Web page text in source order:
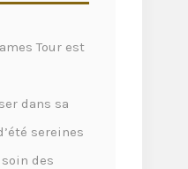
Tour est
dans sa
sereines
soin des